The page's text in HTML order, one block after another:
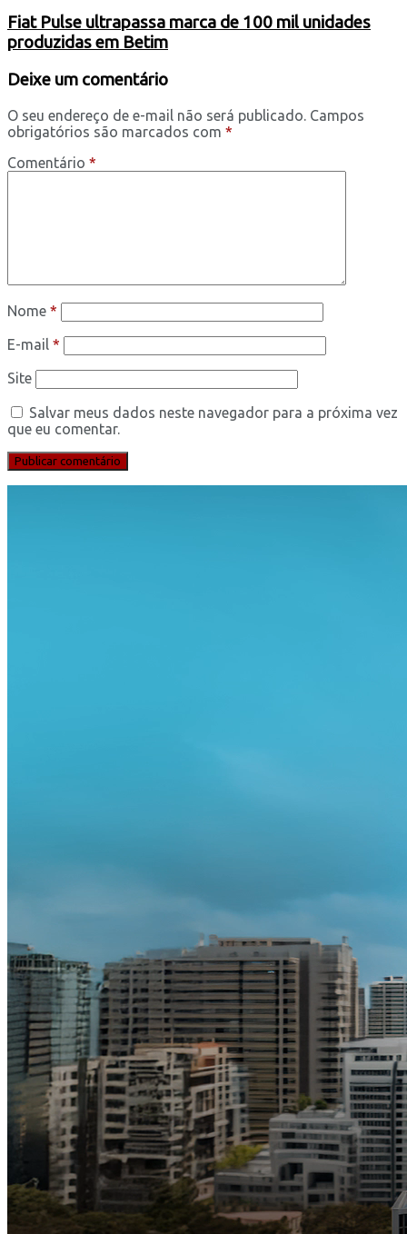
Fiat Pulse ultrapassa marca de 100 mil unidades
produzidas em Betim
Deixe um comentário
O seu endereço de e-mail não será publicado. Campos
obrigatórios são marcados com *
Comentário *
Nome *
E-mail *
Site
Salvar meus dados neste navegador para a próxima vez
que eu comentar.